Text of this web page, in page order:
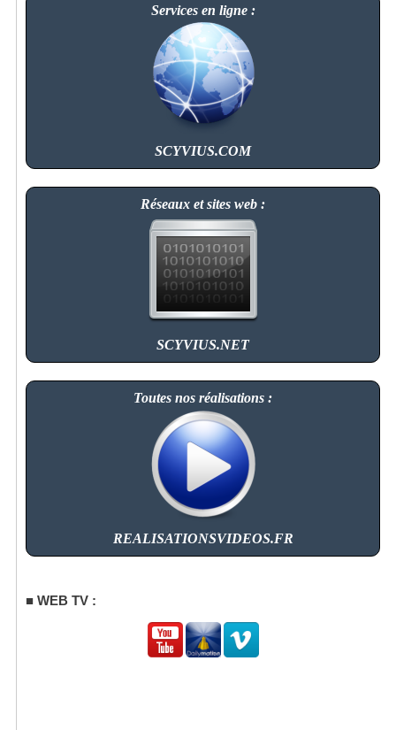
Services en ligne :
SCYVIUS.COM
Réseaux et sites web :
SCYVIUS.NET
Toutes nos réalisations :
REALISATIONSVIDEOS.FR
WEB TV :